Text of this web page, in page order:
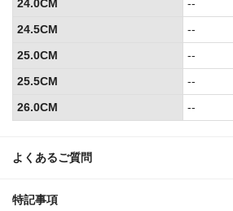
よくあるご質問
特記事項
24.0CM
--
24.5CM
--
25.0CM
--
25.5CM
--
26.0CM
--